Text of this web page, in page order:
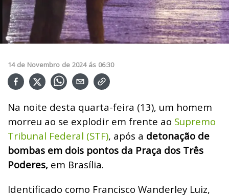
14 de Novembro de 2024 ás 06:30
Na noite desta quarta-feira (13), um homem
morreu ao se explodir em frente ao Supremo
Tribunal Federal (STF), após a detonação de
bombas em dois pontos da Praça dos Três
Poderes, em Brasília.
Identificado como Francisco Wanderley Luiz,